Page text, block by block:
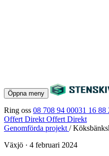
Öppna meny
Ring oss 08 708 94 00031 16 88
Offert Direkt Offert Direkt
Genomförda projekt /
Växjö · 4 februari 2024